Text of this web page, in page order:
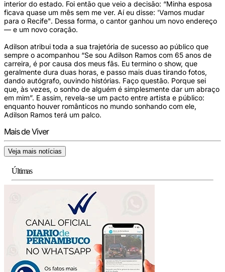
interior do estado. Foi então que veio a decisão: “Minha esposa
ficava quase um mês sem me ver. Aí eu disse: 'Vamos mudar
para o Recife". Dessa forma, o cantor ganhou um novo endereço
— e um novo coração.
Adilson atribui toda a sua trajetória de sucesso ao público que
sempre o acompanhou “Se sou Adilson Ramos com 65 anos de
carreira, é por causa dos meus fãs. Eu termino o show, que
geralmente dura duas horas, e passo mais duas tirando fotos,
dando autógrafo, ouvindo histórias. Faço questão. Porque sei
que, às vezes, o sonho de alguém é simplesmente dar um abraço
em mim”. E assim, revela-se um pacto entre artista e público:
enquanto houver românticos no mundo sonhando com ele,
Adilson Ramos terá um palco.
Mais de Viver
Veja mais notícias
Últimas